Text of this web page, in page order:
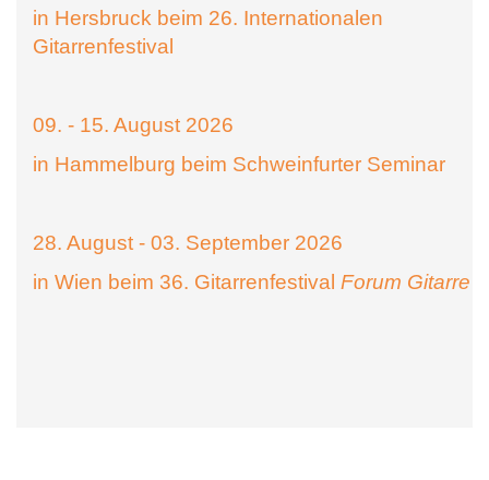
in Hersbruck beim 26. Internationalen
Gitarrenfestival
09. - 15. August 2026
in Hammelburg beim Schweinfurter Seminar
28. August - 03. September 2026
in Wien beim 36. Gitarrenfestival Forum Gitarre